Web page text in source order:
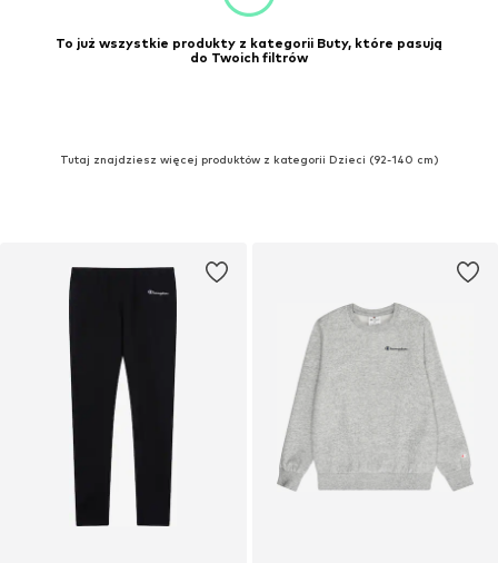
To już wszystkie produkty z kategorii Buty, które pasują
do Twoich filtrów
Tutaj znajdziesz więcej produktów z kategorii Dzieci (92-140 cm)